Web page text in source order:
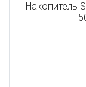
Накопитель